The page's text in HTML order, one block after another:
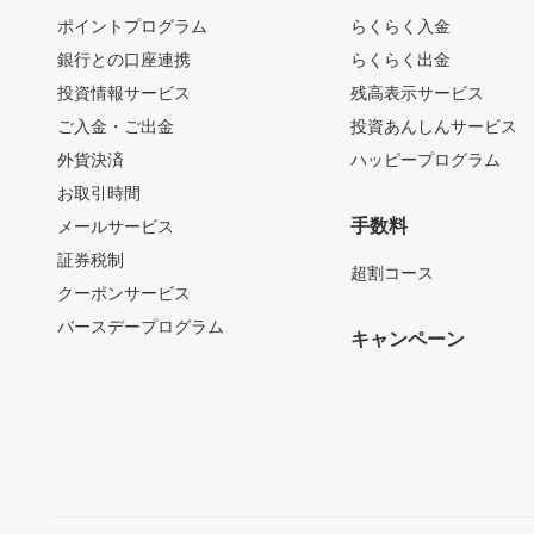
ポイントプログラム
銀行との口座連携
投資情報サービス
ご入金・ご出金
外貨決済
お取引時間
メールサービス
証券税制
クーポンサービス
バースデープログラム
らくらく入金
らくらく出金
残高表示サービス
投資あんしんサービス
ハッピープログラム
手数料
超割コース
キャンペーン